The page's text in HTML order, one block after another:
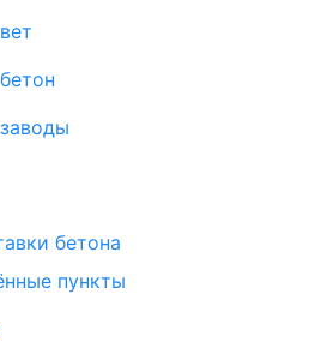
бетона
пункты